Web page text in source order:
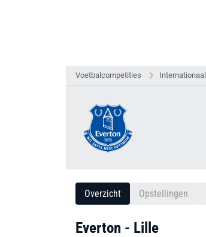
Voetbalcompetities Internationaal
Overzicht Opstellingen
Everton - Lille